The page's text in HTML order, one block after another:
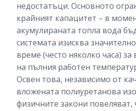
недостатъци. Основното
крайният капацитет – в
акумулираната топла вода
системата изисква
време (често няколко часа) за
на пълния работен
Освен това, независимо от
вложената полиуретанова
физичните закони повеляват,